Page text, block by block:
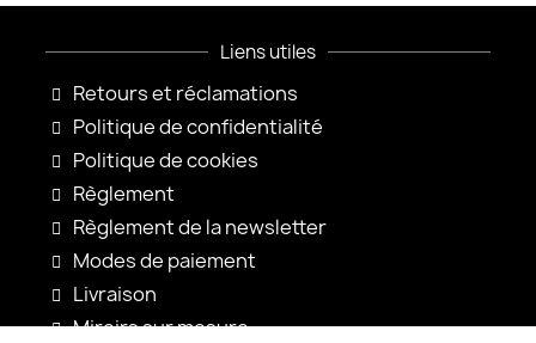
Liens utiles
Retours et réclamations
Politique de confidentialité
Politique de cookies
Règlement
Règlement de la newsletter
Modes de paiement
Livraison
Miroirs sur mesure